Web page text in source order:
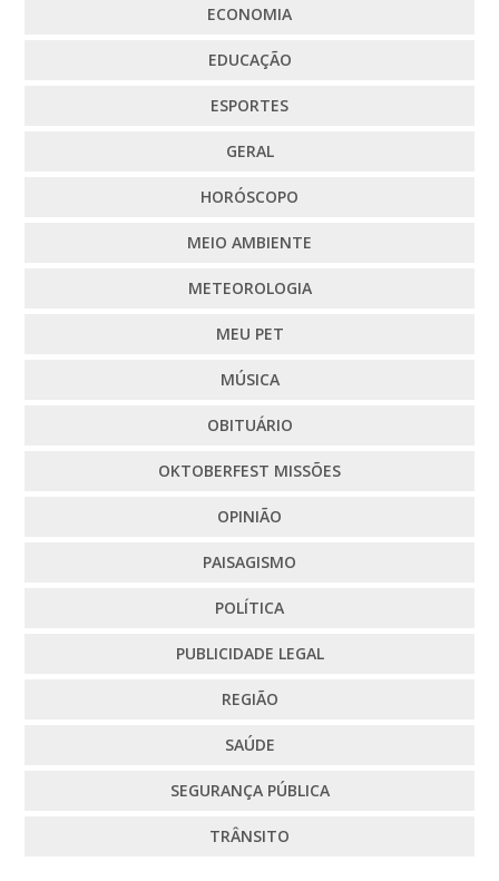
ECONOMIA
EDUCAÇÃO
ESPORTES
GERAL
HORÓSCOPO
MEIO AMBIENTE
METEOROLOGIA
MEU PET
MÚSICA
OBITUÁRIO
OKTOBERFEST MISSÕES
OPINIÃO
PAISAGISMO
POLÍTICA
PUBLICIDADE LEGAL
REGIÃO
SAÚDE
SEGURANÇA PÚBLICA
TRÂNSITO